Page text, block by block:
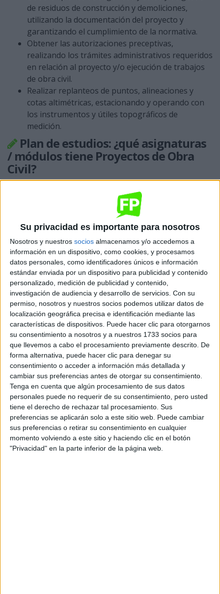
Su privacidad es importante para nosotros
Nosotros y nuestros socios almacenamos y/o accedemos a
información en un dispositivo, como cookies, y procesamos
datos personales, como identificadores únicos e información
estándar enviada por un dispositivo para publicidad y contenido
personalizado, medición de publicidad y contenido,
investigación de audiencia y desarrollo de servicios. Con su
permiso, nosotros y nuestros socios podemos utilizar datos de
localización geográfica precisa e identificación mediante las
características de dispositivos. Puede hacer clic para otorgarnos
su consentimiento a nosotros y a nuestros 1733 socios para
que llevemos a cabo el procesamiento previamente descrito. De
forma alternativa, puede hacer clic para denegar su
consentimiento o acceder a información más detallada y
cambiar sus preferencias antes de otorgar su consentimiento.
Tenga en cuenta que algún procesamiento de sus datos
personales puede no requerir de su consentimiento, pero usted
tiene el derecho de rechazar tal procesamiento. Sus
preferencias se aplicarán solo a este sitio web. Puede cambiar
sus preferencias o retirar su consentimiento en cualquier
momento volviendo a este sitio y haciendo clic en el botón
"Privacidad" en la parte inferior de la página web.
de residuos de construcción y demoliciones,
utilizando la documentación del proyecto y
garantizando el cumplimiento de la normativa.
Obtener las autorizaciones preceptivas,
realizando los trámites administrativos requeridos
en relación al proyecto y/o ejecución de trabajos
de obra civil.
Realizar replanteos de puntos, alineaciones y
cotas altimétricas, estacionando y operando con
los instrumentos y útiles topográficos de
medición.
Plan de estudios: ¿qué asignaturas
/ módulos tiene Proyectos de Obra
Civil?
En los estudios de FP, te formas tanto en el centro
educativo que hayas elegido como en una empresa real.
En el centro educativo, a través de una formación
teórico-práctica, los contenidos se agrupan en los
siguientes módulos profesionales:
Estructuras de construcción.
Representaciones de construcción.
Mediciones y valoraciones de construcción.
Replanteos de construcción.
Planificación de construcción.
Urbanismo y obra civil.
Redes y servicios en obra civil.
Levantamientos topográficos.
Desarrollo de proyectos urbanísticos.
Desarrollo de proyectos de obras lineales
Proyecto en obra civil
Formación y orientación laboral.
Empresa e iniciativa emprendedora.
Formación en centros de trabajo
¿Qué opciones tengo tras estudiar